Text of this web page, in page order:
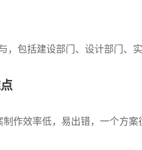
，包括建设部门、设计部门、实
作效率低，易出错，一个方案